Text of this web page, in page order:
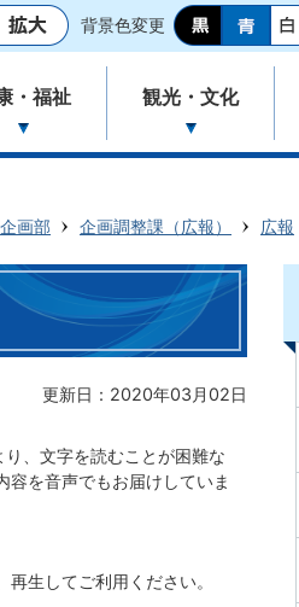
背景色変更
・福祉 観光・文化
画部 企画調整課（広報） 広報
更新日：2020年03月02日
り、文字を読むことが困難な
容を音声でもお届けしていま
生してご利用ください。